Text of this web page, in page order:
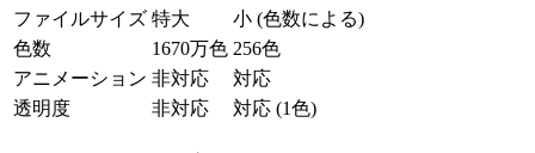
ファイルサイズ 特大
小 (色数による)
色数
1670万色 256色
アニメーション 非対応
対応
透明度
非対応 対応 (1色)